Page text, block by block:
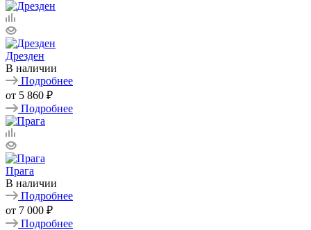
Дрезден
В наличии
Подробнее
от 5 860 ₽
Подробнее
Прага
В наличии
Подробнее
от 7 000 ₽
Подробнее